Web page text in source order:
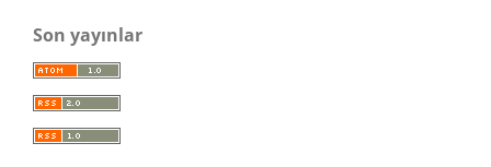
Son yayınlar